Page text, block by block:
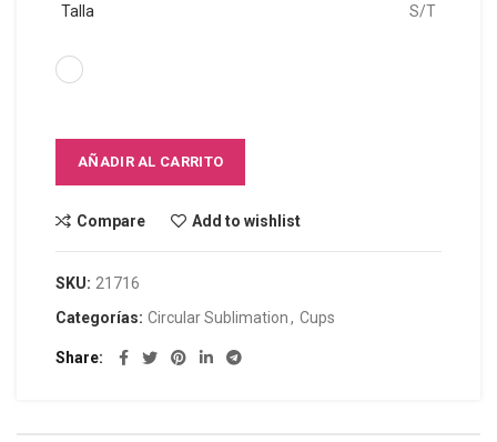
Talla
S/T
AÑADIR AL CARRITO
Compare Add to wishlist
SKU: 21716
Categorías: Circular Sublimation, Cups
Share